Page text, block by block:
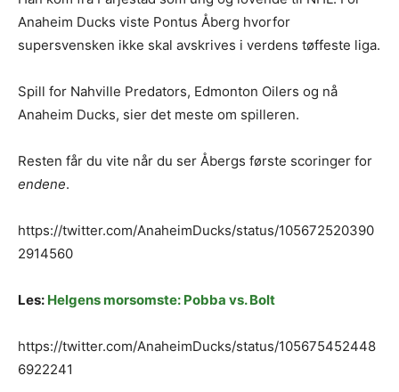
Anaheim Ducks viste Pontus Åberg hvorfor
supersvensken ikke skal avskrives i verdens tøffeste liga.
Spill for Nahville Predators, Edmonton Oilers og nå
Anaheim Ducks, sier det meste om spilleren.
Resten får du vite når du ser Åbergs første scoringer for
endene.
https://twitter.com/AnaheimDucks/status/105672520390
2914560
Les: Helgens morsomste: Pobba vs. Bolt
https://twitter.com/AnaheimDucks/status/105675452448
6922241